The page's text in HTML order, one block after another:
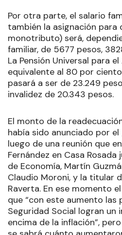
Por otra parte, el salario
también la asignación para
monotributo) será,
familiar, de 5677 pesos,
La Pensión Universal para
equivalente al 80 por
pasará a ser de 23.249
invalidez de 20.343 pesos.
El monto de la
había sido anunciado por
luego de una reunión que
Fernández en Casa
de Economía, Martín
Claudio Moroni, y la titular
Raverta. En ese momento
que “con este aumento las
Seguridad Social logran un
encima de la inflación”,